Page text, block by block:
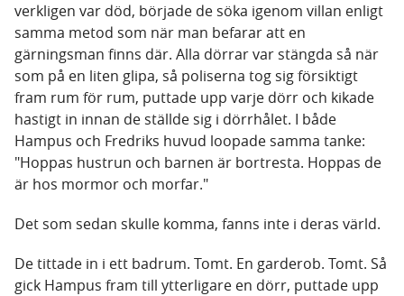
verkligen var död, började de söka igenom villan enligt
samma metod som när man befarar att en
gärningsman finns där. Alla dörrar var stängda så när
som på en liten glipa, så poliserna tog sig försiktigt
fram rum för rum, puttade upp varje dörr och kikade
hastigt in innan de ställde sig i dörrhålet. I både
Hampus och Fredriks huvud loopade samma tanke:
"Hoppas hustrun och barnen är bortresta. Hoppas de
är hos mormor och morfar."
Det som sedan skulle komma, fanns inte i deras värld.
De tittade in i ett badrum. Tomt. En garderob. Tomt. Så
gick Hampus fram till ytterligare en dörr, puttade upp